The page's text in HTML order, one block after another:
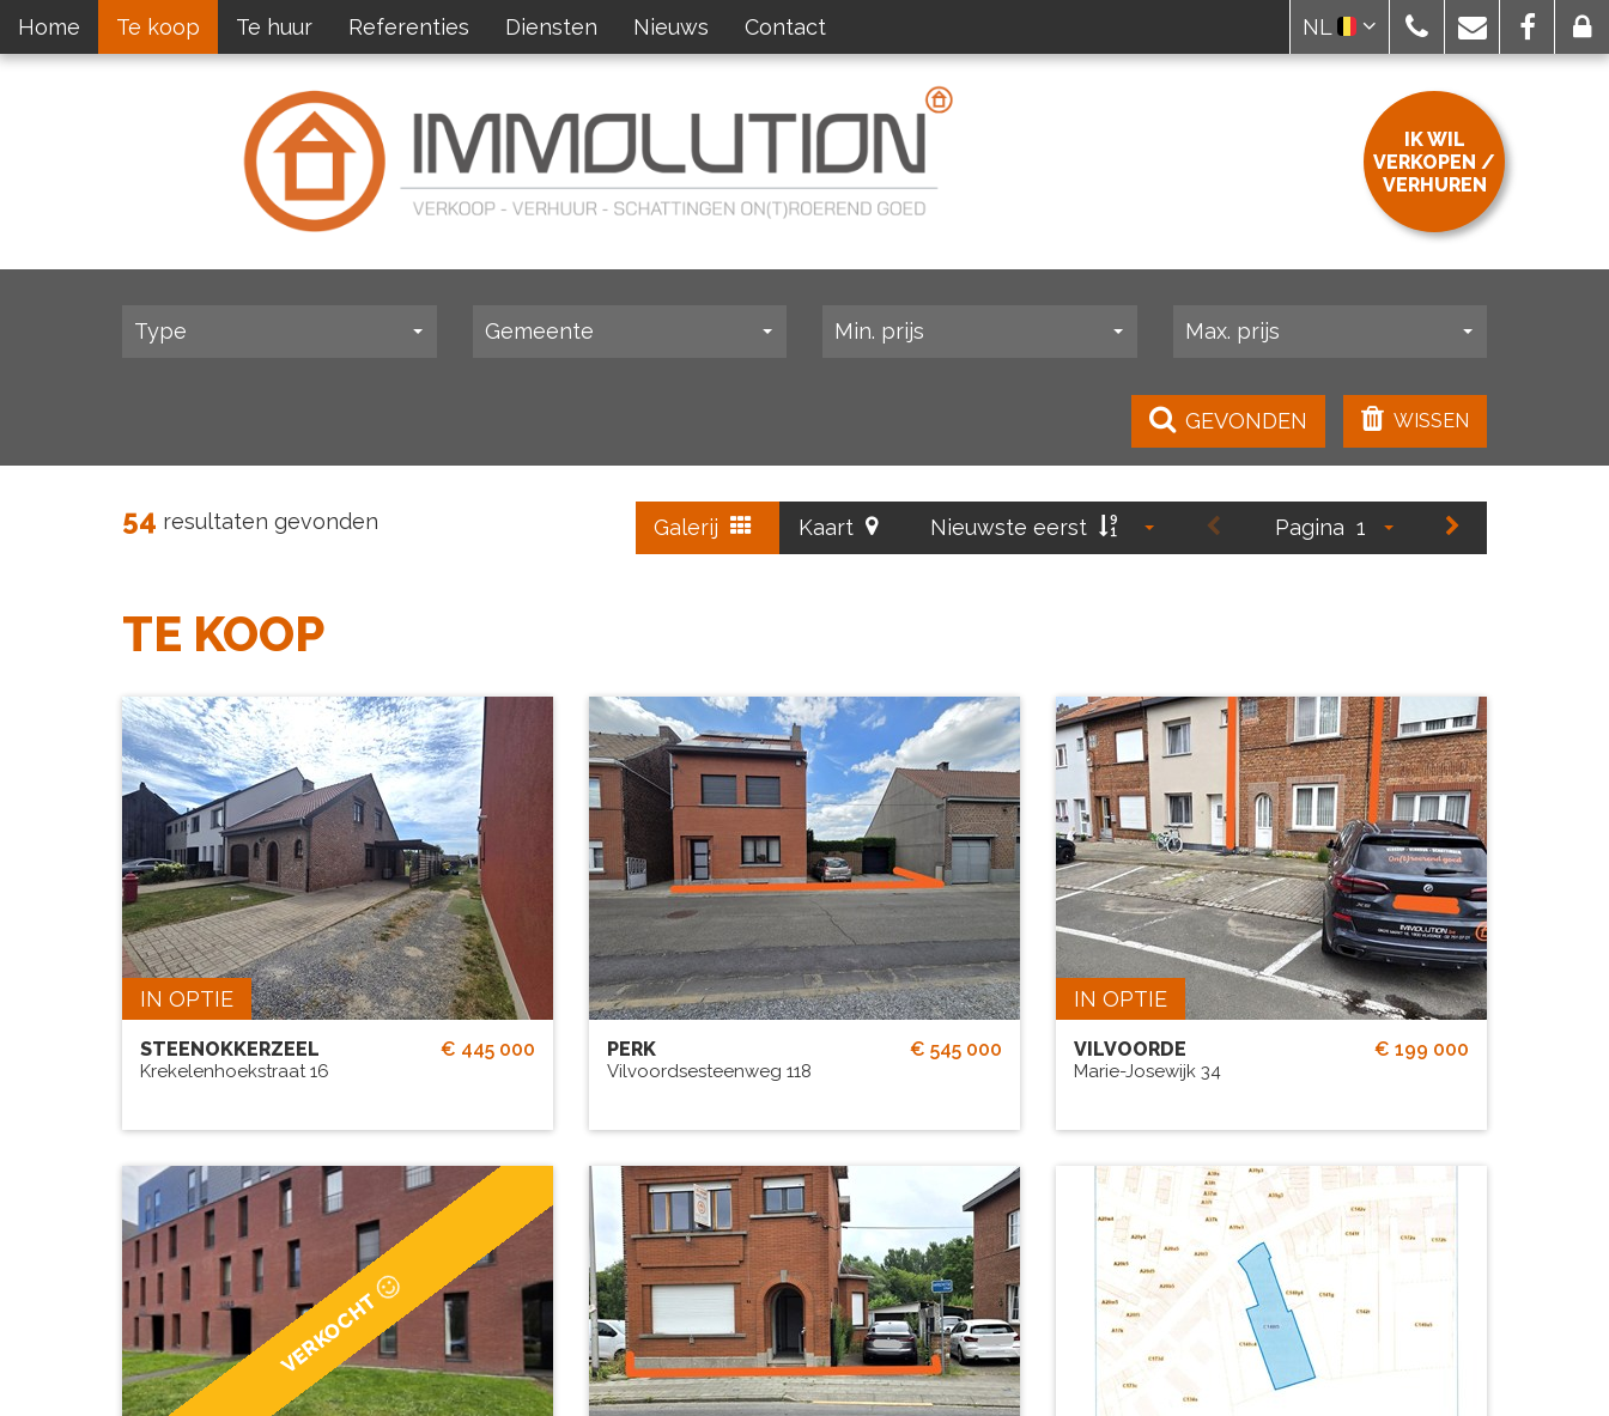
Home Te koop Te huur Referenties Diensten Nieuws Contact NL
IK WIL
VERKOPEN /
VERHUREN
Type Gemeente Min. prijs Max. prijs
GEVONDEN WISSEN
54 resultaten gevonden Galerij Kaart Nieuwste eerst Pagina 1
TE KOOP
IN OPTIE
€ 445 000
STEENOKKERZEEL
Krekelenhoekstraat 16
Deze woning staat in optie tot 28
augustus 2026.
# SLPK.
3
TUIN?
Ja
GARAGE?
Ja
€ 545 000
PERK
Vilvoordsesteenweg 118
Een Steenweg die geen
Steenweg is maar wel een rustige
weg...
BEW. OPP.
170 m²
# SLPK.
4
TUIN?
Ja
IN OPTIE
€ 199 000
VILVOORDE
Marie-Josewijk 34
Deze woning staat is optie tot 24
augustus 2026.
BEW. OPP.
90 m²
# SLPK.
3
VERKOCHT
Half open bebouwing...op te
frissen...
BEW. OPP.
96 m²
# SLPK.
3
TUIN?
Ja
GARAGE?
Ja
Verkocht : Bouwgrond voor 3
woningen